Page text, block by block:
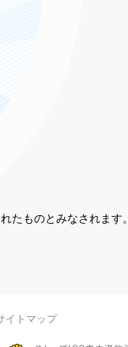
たものとみなされます。
イトマップ